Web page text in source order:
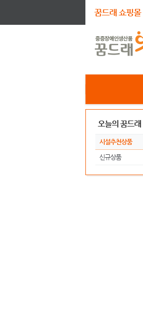
꿈드래 쇼핑몰
오늘의 꿈드래
시설추천상품
신규상품